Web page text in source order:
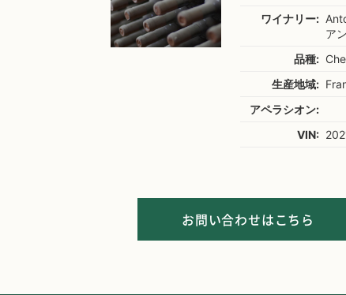
ワイナリー:
ア
品種:
生産地域:
アペラシオン:
VIN:
お問い合わせはこちら